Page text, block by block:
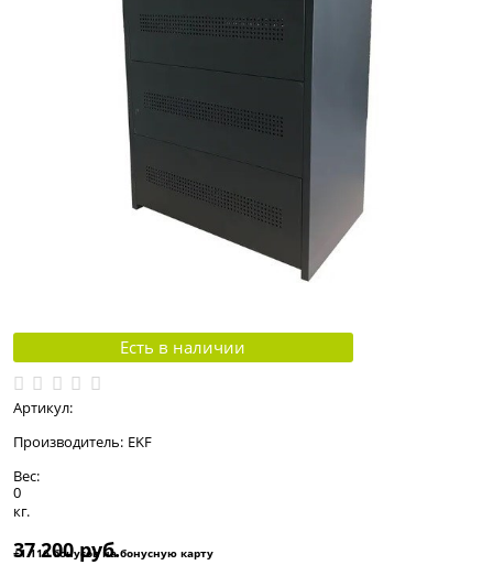
Есть в наличии
Артикул:
Производитель: EKF
Вес:
0
кг.
37 200 руб.
+1 116 бонусов на бонусную карту